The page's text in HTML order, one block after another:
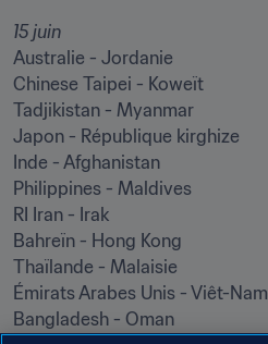
15 juin
Australie - Jordanie
Chinese Taipei - Koweït
Tadjikistan - Myanmar
Japon - République kirghize
Inde - Afghanistan
Philippines - Maldives
RI Iran - Irak
Bahreïn - Hong Kong
Thaïlande - Malaisie
Émirats Arabes Unis - Viêt-Nam
Bangladesh - Oman